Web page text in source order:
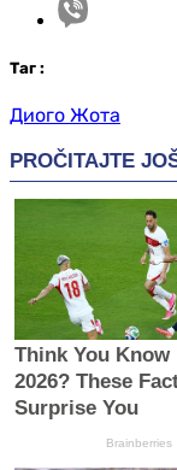
Таг :
Диого Жота